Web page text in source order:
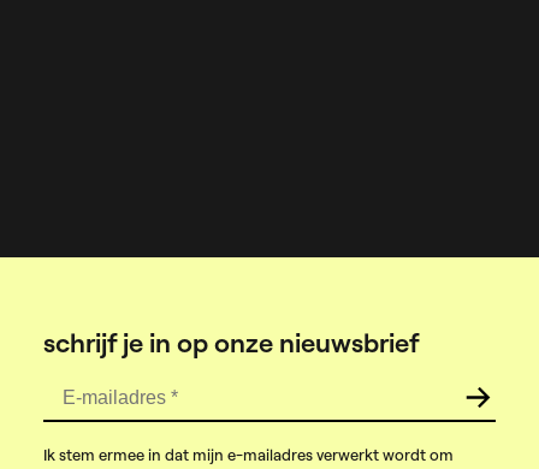
schrijf je in op onze nieuwsbrief
E-mailadres *
Ik stem ermee in dat mijn e-mailadres verwerkt wordt om